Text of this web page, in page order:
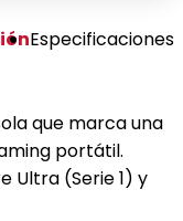
Especificaciones
que marca una
portátil.
Ultra (Serie 1) y